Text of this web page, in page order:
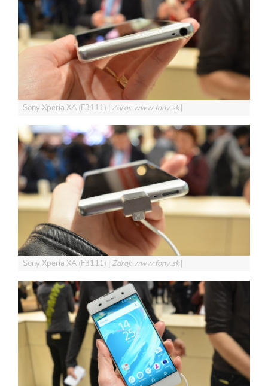
Sony Xperia XA (F3111) Zdroj: www.fony.sk
Sony Xperia XA (F3111) Zdroj: www.fony.sk